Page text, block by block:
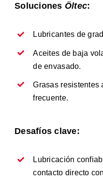
Soluciones Öltec:
Lubricantes de
Aceites de baja
de envasado.
Grasas resistentes
frecuente.
Desafíos clave:
Lubricación
contacto directo